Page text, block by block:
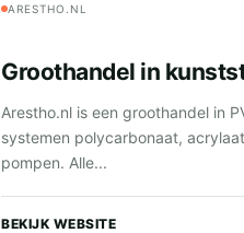
ARESTHO.NL
Groothandel in
Arestho.nl is een groothandel in
systemen polycarbonaat,
pompen. Alle...
BEKIJK WEBSITE